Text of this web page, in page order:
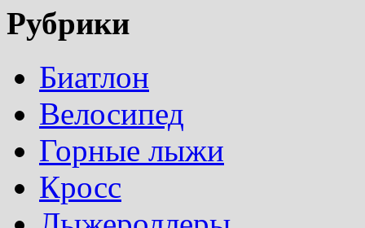
Рубрики
Биатлон
Велосипед
Горные лыжи
Кросс